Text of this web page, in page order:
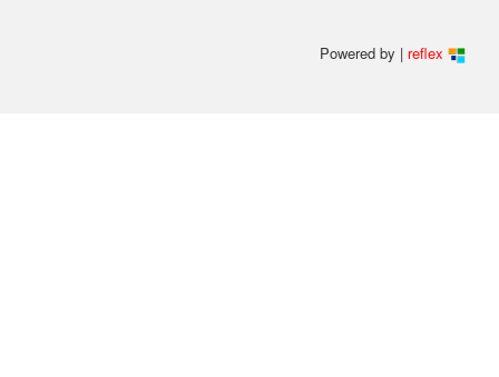
Powered by | reflex